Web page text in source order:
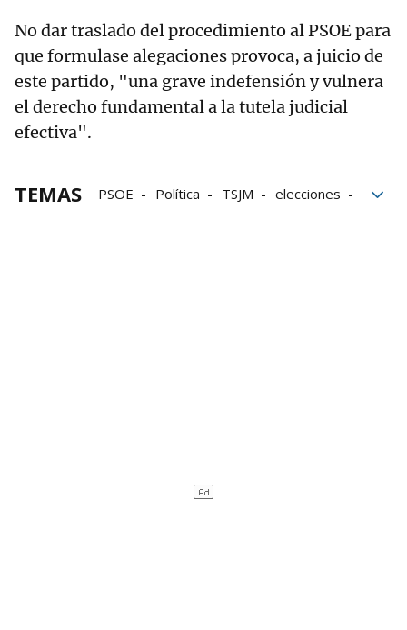
No dar traslado del procedimiento al PSOE para
que formulase alegaciones provoca, a juicio de
este partido, "una grave indefensión y vulnera
el derecho fundamental a la tutela judicial
efectiva".
TEMAS PSOE Política TSJM
elecciones